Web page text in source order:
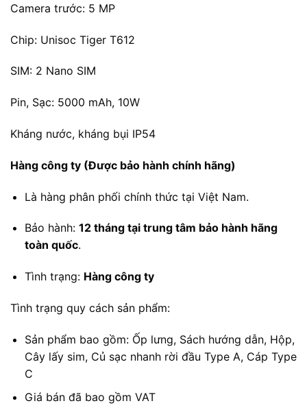
Camera trước: 5 MP
Chip: Unisoc Tiger T612
SIM: 2 Nano SIM
Pin, Sạc: 5000 mAh, 10W
Kháng nước, kháng bụi IP54
Hàng công ty (Được bảo hành chính hãng)
Là hàng phân phối chính thức tại Việt Nam.
Bảo hành: 12 tháng tại trung tâm bảo hành hãng
toàn quốc.
Tình trạng: Hàng công ty
Tình trạng quy cách sản phẩm:
Sản phẩm bao gồm: Ốp lưng, Sách hướng dẫn, Hộp,
Cây lấy sim, Củ sạc nhanh rời đầu Type A, Cáp Type
C
Giá bán đã bao gồm VAT